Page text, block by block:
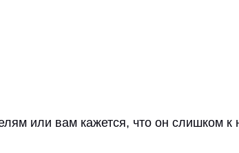
или вам кажется, что он слишком к